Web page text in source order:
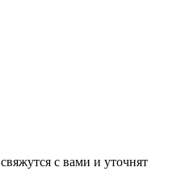
с вами и уточнят